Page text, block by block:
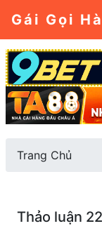
Gái Gọi
Trang Chủ
Thảo luận